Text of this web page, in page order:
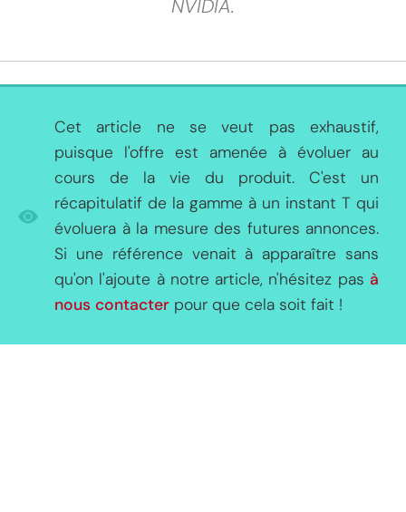
NVIDIA.
Cet article ne se veut pas exhaustif,
puisque l'offre est amenée à évoluer au
cours de la vie du produit. C'est un
récapitulatif de la gamme à un instant T qui
évoluera à la mesure des futures annonces.
Si une référence venait à apparaître sans
qu'on l'ajoute à notre article, n'hésitez pas à
nous contacter pour que cela soit fait !